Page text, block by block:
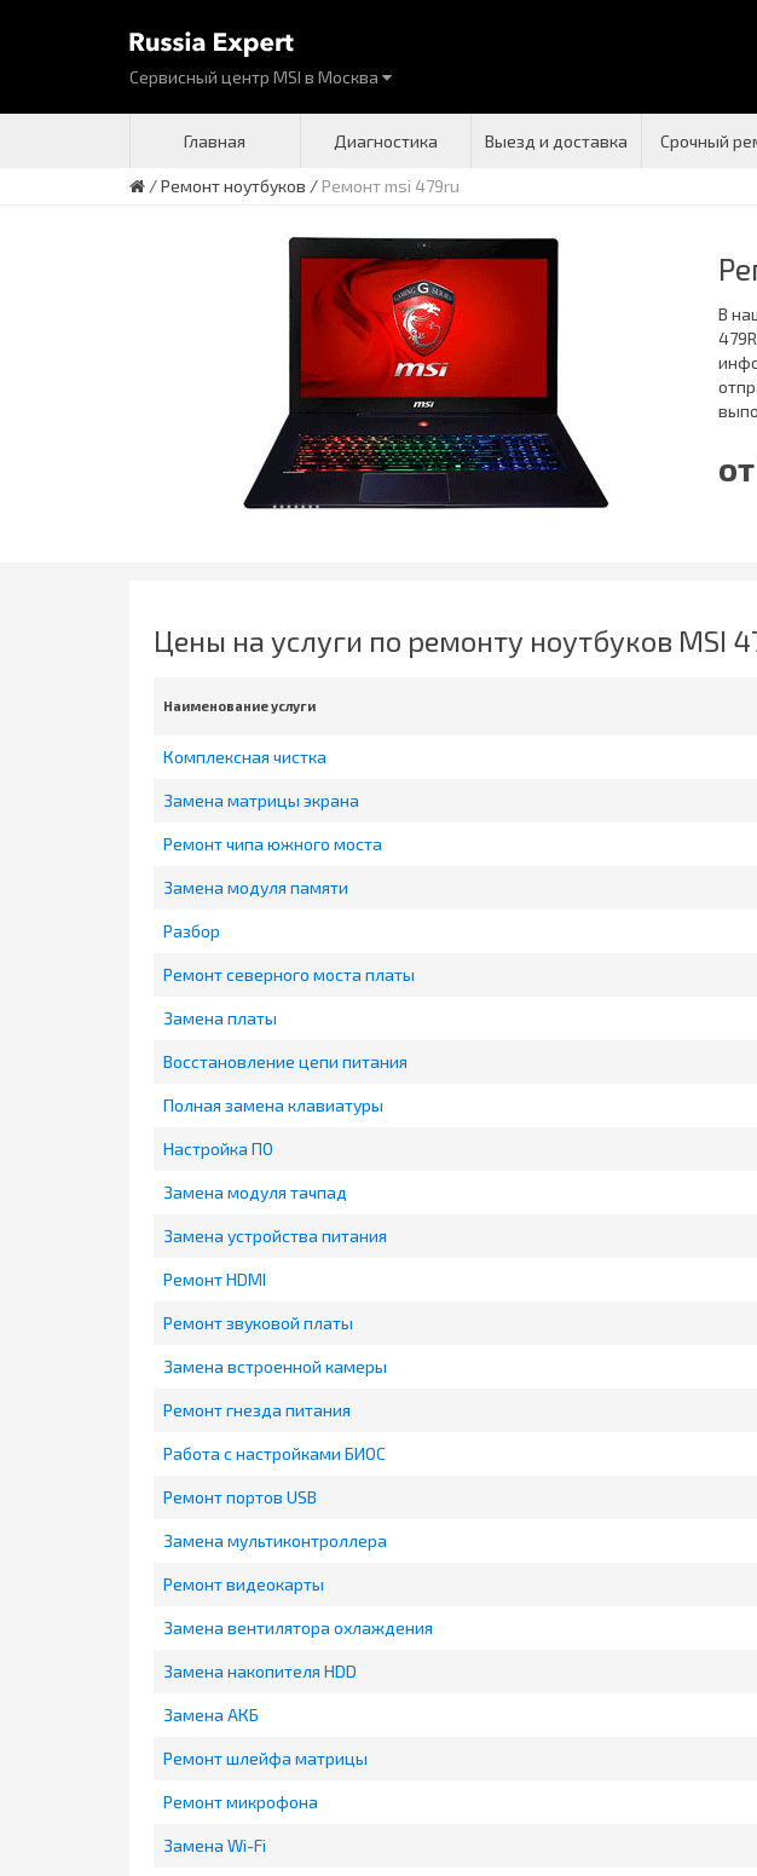
Сервисный центр MSI в Москва
Главная Диагностика Выезд и доставка Срочный
/Ремонт ноутбуков /Ремонт msi 479ru
В
Цены на услуги по ремонту ноутбуков MSI
Наименование услуги
Комплексная чистка
Замена матрицы экрана
Ремонт чипа южного моста
Замена модуля памяти
Разбор
Ремонт северного моста платы
Замена платы
Восстановление цепи питания
Полная замена клавиатуры
Настройка ПО
Замена модуля тачпад
Замена устройства питания
Ремонт HDMI
Ремонт звуковой платы
Замена встроенной камеры
Ремонт гнезда питания
Работа с настройками БИОС
Ремонт портов USB
Замена мультиконтроллера
Ремонт видеокарты
Замена вентилятора охлаждения
Замена накопителя HDD
Замена АКБ
Ремонт шлейфа матрицы
Ремонт микрофона
Замена Wi-Fi